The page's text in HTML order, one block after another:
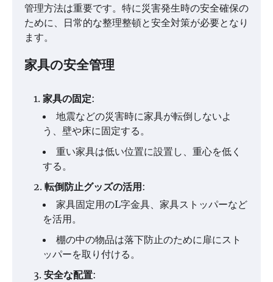
管理方法は重要です。特に災害発生時の安全確保の
ために、日常的な整理整頓と安全対策が必要となり
ます。
家具の安全管理
家具の固定:
地震などの災害時に家具が転倒しないよ
う、壁や床に固定する。
重い家具は低い位置に設置し、重心を低く
する。
転倒防止グッズの活用 :
家具固定用のL字金具、家具ストッパーなど
を活用。
棚の中の物品は落下防止のために扉にスト
ッパーを取り付ける。
安全な配置: